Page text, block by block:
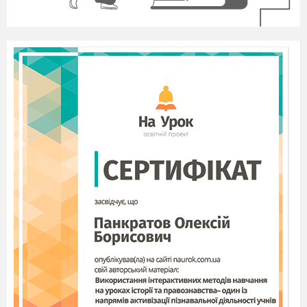
х + 275 = 500;
400 – х = 397;
х = 3.
х : 111 = 0
х – 100 = 370;
х = 470.